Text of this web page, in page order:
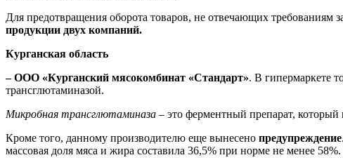
Для предотвращения оборота товаров, не отвечающих требованиям
продукции двух компаний.
Курганская область
– ООО «Курганский мясокомбинат «Стандарт». В гипермаркете
трансглютаминазой.
Микробная трансглютаминаза – это ферментный препарат,
Кроме того, данному производителю еще вынесено предупреждение
массовая доля мяса и жира составила 36,5% при норме не менее 58%.